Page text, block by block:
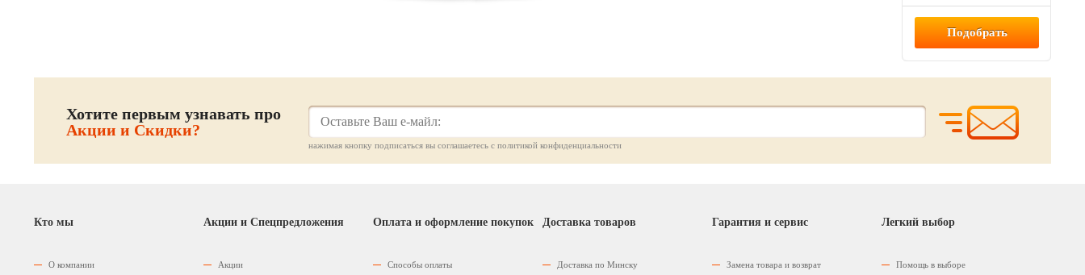
Хотите первым узнавать про
Акции и Скидки?
нажимая кнопку подписаться вы соглашаетесь с политикой конфиденциальности
Кто мы
О компании
Акции и Спецпредложения
Акции
Оплата и оформление покупок
Способы оплаты
Доставка товаров
Доставка по Минску
Гарантия и сервис
Замена товара и возврат
Легкий выбор
Помощь в выборе